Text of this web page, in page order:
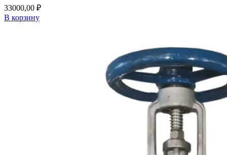
33000,00 ₽
В корзину